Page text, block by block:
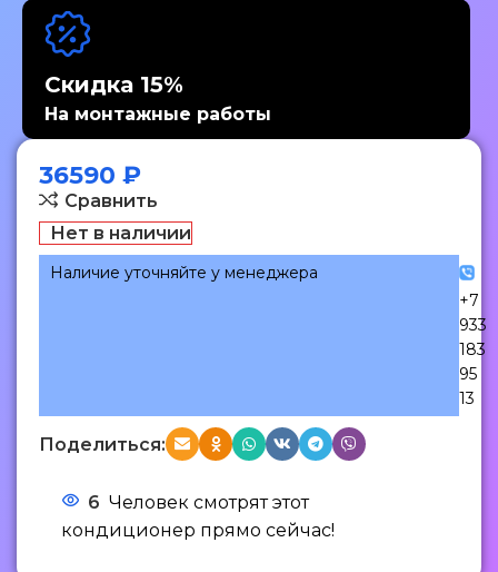
Скидка 15%
На монтажные работы
36590 ₽
Сравнить
Нет в наличии
Наличие уточняйте у менеджера
+7
933
183
95
13
Поделиться:
6 Человек смотрят этот
кондиционер прямо сейчас!